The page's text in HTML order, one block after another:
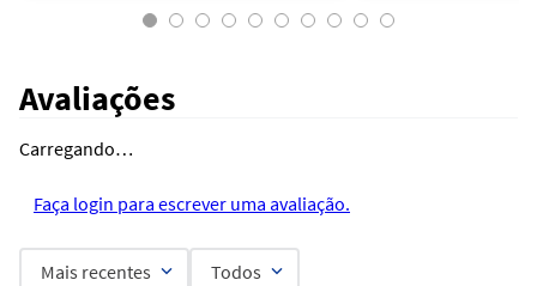
Avaliações
Carregando…
Faça login para escrever uma avaliação.
Mais recentes Todos